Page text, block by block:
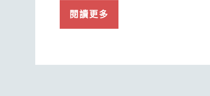
閱讀更多